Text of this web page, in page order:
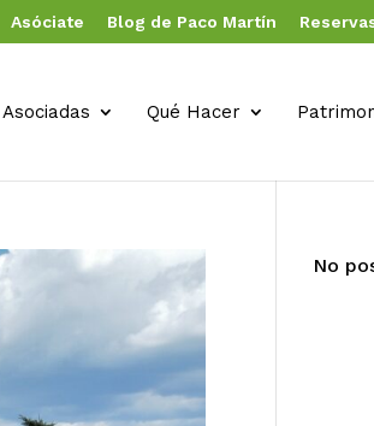
Asóciate Blog de Paco Martín
Qué Hacer
No